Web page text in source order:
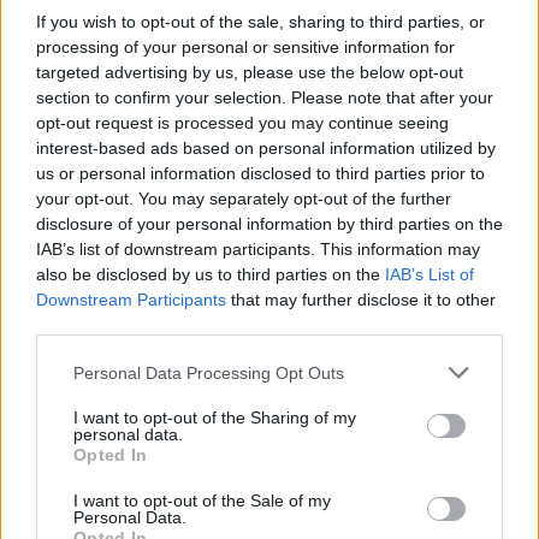
If you wish to opt-out of the sale, sharing to third parties, or
processing of your personal or sensitive information for
targeted advertising by us, please use the below opt-out
section to confirm your selection. Please note that after your
opt-out request is processed you may continue seeing
interest-based ads based on personal information utilized by
us or personal information disclosed to third parties prior to
your opt-out. You may separately opt-out of the further
disclosure of your personal information by third parties on the
IAB’s list of downstream participants. This information may
also be disclosed by us to third parties on the IAB’s List of
Downstream Participants that may further disclose it to other
Personal Data Processing Opt Outs
I want to opt-out of the Sharing of my
personal data.
Opted In
I want to opt-out of the Sale of my
Personal Data.
Nga gëzimi i dasmës te
dhimbja e madhe, Arianit
Hyri me Jet Ski në
hapësirën e pushuesve në
mijë lekë drejtuesi